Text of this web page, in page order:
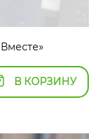
В КОРЗИНУ